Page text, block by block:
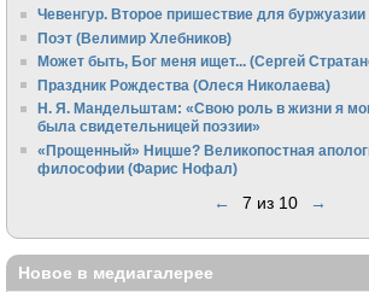
Чевенгур. Второе пришествие для
Поэт (Велимир Хлебников)
Может быть, Бог меня ищет... (Сергей
Праздник Рождества (Олеся Николаева)
Н. Я. Мандельштам: «Свою pоль в жизни я
была свидетельницей поэзии»
«Прощенный» Ницше? Великопостная
философии (Фарис Нофал)
← 7 из 10 →
Новое в медиагалерее